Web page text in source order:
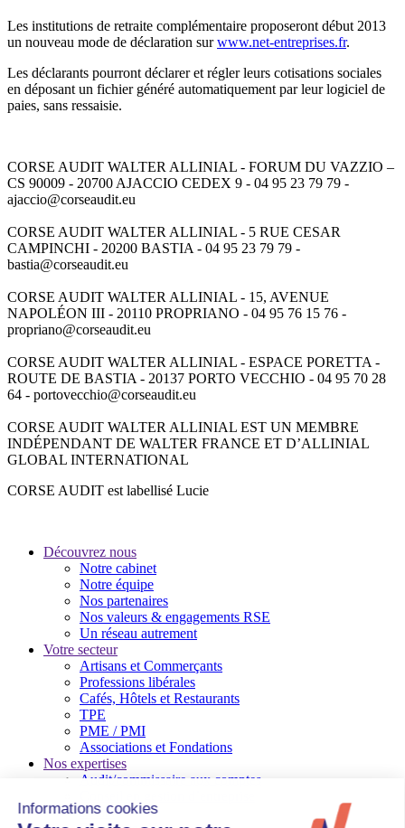
Les institutions de retraite complémentaire proposeront début 2013
un nouveau mode de déclaration surwww.net-entreprises.fr.
Les déclarants pourront déclarer et régler leurs cotisations sociales
en déposant un fichier généré automatiquement par leur logiciel de
paies, sans ressaisie.
CORSE AUDIT WALTER ALLINIAL - FORUM DU VAZZIO –
CS 90009 - 20700 AJACCIO CEDEX 9 - 04 95 23 79 79 -
ajaccio@corseaudit.eu
CORSE AUDIT WALTER ALLINIAL - 5 RUE CESAR
CAMPINCHI - 20200 BASTIA - 04 95 23 79 79 -
bastia@corseaudit.eu
CORSE AUDIT WALTER ALLINIAL - 15, AVENUE
NAPOLÉON III - 20110 PROPRIANO - 04 95 76 15 76 -
propriano@corseaudit.eu
CORSE AUDIT WALTER ALLINIAL - ESPACE PORETTA -
ROUTE DE BASTIA - 20137 PORTO VECCHIO - 04 95 70 28
64 - portovecchio@corseaudit.eu
CORSE AUDIT WALTER ALLINIAL EST UN MEMBRE
INDÉPENDANT DE WALTER FRANCE ET D’ALLINIAL
GLOBAL INTERNATIONAL
CORSE AUDIT est labellisé Lucie
Découvrez nous
Notre cabinet
Notre équipe
Nos partenaires
Nos valeurs & engagements RSE
Un réseau autrement
Votre secteur
Artisans et Commerçants
Professions libérales
Cafés, Hôtels et Restaurants
TPE
PME / PMI
Associations et Fondations
Nos expertises
Audit/commissaire aux comptes
Social